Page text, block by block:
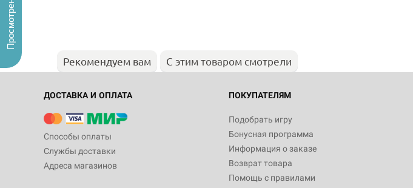
Рекомендуем вам С этим товаром смотрели
ДОСТАВКА И ОПЛАТА
Способы оплаты
Службы доставки
Адреса магазинов
ПОКУПАТЕЛЯМ
Подобрать игру
Бонусная программа
Информация о заказе
Возврат товара
Помощь с правилами
Просмотренные